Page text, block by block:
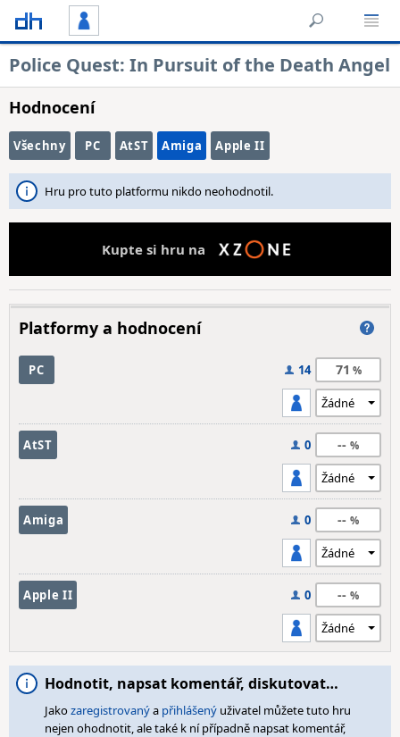
Police Quest: In Pursuit of the Death Angel
Hodnocení
Všechny PC AtST Amiga Apple II
Hru pro tuto platformu nikdo neohodnotil.
Kupte si hru na
Platformy a hodnocení
PC 14 71
AtST 0 --
Amiga 0 --
Apple II 0 --
Hodnotit, napsat komentář, diskutovat…
Jakozaregistrovanýa přihlášený uživatel můžete tuto hru
nejen ohodnotit, ale také k ní případně napsat komentář,